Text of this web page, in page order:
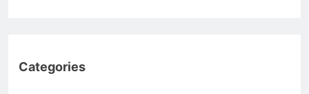
Categories